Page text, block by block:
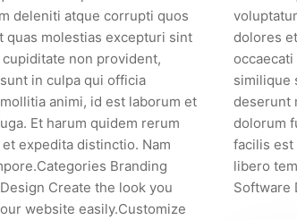
deleniti atque corrupti quos
quas molestias excepturi sint
non provident,
in culpa qui officia
animi, id est laborum et
Et harum quidem rerum
expedita distinctio. Nam
Branding
Create the look you
website easily.Customize
dolores
similique
deserunt
dolorum
facilis est
libero
Software